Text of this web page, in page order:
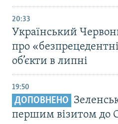
20:33
Український
про
об’єкти в липні
19:50
ДОПОВНЕНО
першим візитом до